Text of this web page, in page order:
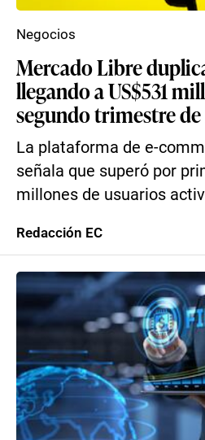
Mercado Libre
llegando a US$531
segundo trimestre
La plataforma de e-
señala que superó por
millones de usuarios
Negocios
Redacción EC